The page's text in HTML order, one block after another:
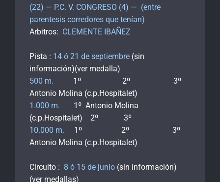
(22) — P.C. V. CONGRESO (4) — (entre
parentesis corredores que tenían)
Arbitros: CLEMENTE IBAÑEZ
Pista : 14 ó 21 de septiembre (sin
información)(ver medalla)
500 m.
1º 2º 3º
Antonio Molina (c.p.Hospitalet)
1.000 m.
1º Antonio Molina
(c.p.Hospitalet) 2º 3º
10.000 m.
1º 2º 3º
Antonio Molina (c.p.Hospitalet)
Circuito : 8 ó 15 de junio (sin información)
(ver medallas)